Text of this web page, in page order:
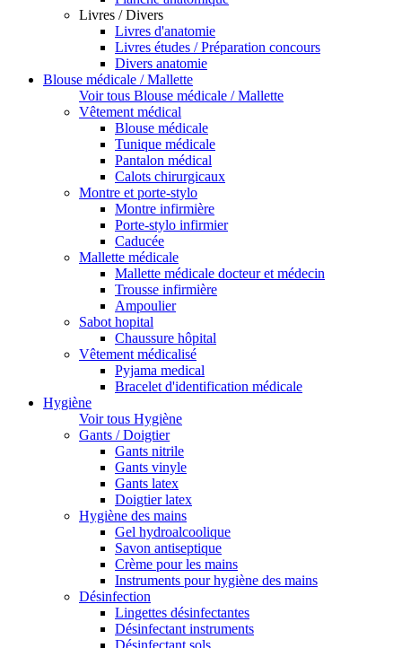
Livres / Divers
Livres d'anatomie
Livres études / Préparation concours
Divers anatomie
Blouse médicale / Mallette
Voir tous Blouse médicale / Mallette
Vêtement médical
Blouse médicale
Tunique médicale
Pantalon médical
Calots chirurgicaux
Montre et porte-stylo
Montre infirmière
Porte-stylo infirmier
Caducée
Mallette médicale
Mallette médicale docteur et médecin
Trousse infirmière
Ampoulier
Sabot hopital
Chaussure hôpital
Vêtement médicalisé
Pyjama medical
Bracelet d'identification médicale
Hygiène
Voir tous Hygiène
Gants / Doigtier
Gants nitrile
Gants vinyle
Gants latex
Doigtier latex
Hygiène des mains
Gel hydroalcoolique
Savon antiseptique
Crème pour les mains
Instruments pour hygiène des mains
Désinfection
Lingettes désinfectantes
Désinfectant instruments
Désinfectant sols